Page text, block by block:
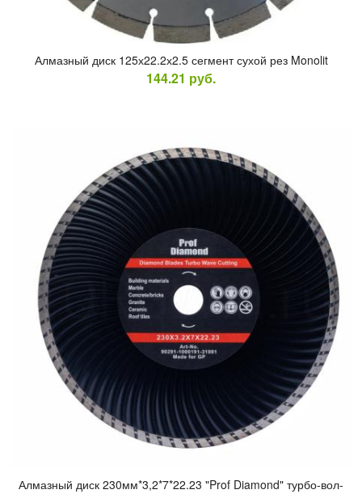
Ал­мазный диск 125х22.2х2.5 сег­мент су­хой рез Monolit
144.21 руб.
Ал­мазный диск 230мм*3,2*7*22.23 "Prof Diamond" тур­бо-вол­